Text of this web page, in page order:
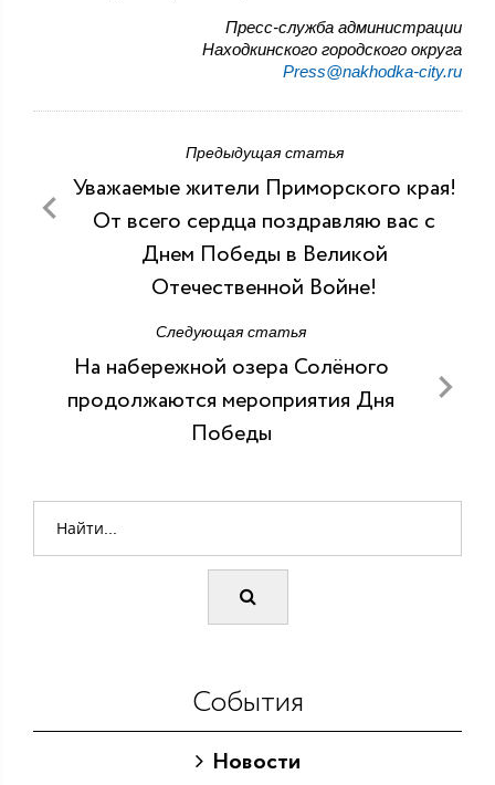
Пресс-служба администрации
Находкинского городского округа
Press@nakhodka-city.ru
Предыдущая статья
Уважаемые жители Приморского края!
От всего сердца поздравляю вас с
Днем Победы в Великой
Отечественной Войне!
Следующая статья
На набережной озера Солёного
продолжаются мероприятия Дня
Победы
События
Новости